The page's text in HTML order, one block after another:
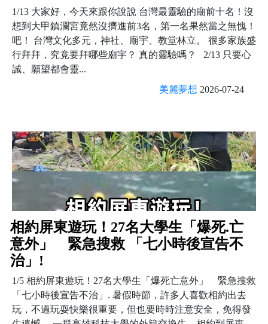
1/13 大家好，今天來跟你說說 台灣最靈驗的廟前十名！沒
想到大甲鎮瀾宮竟然沒擠進前3名，第一名果然當之無愧！
吧！ 台灣文化多元，神社、廟宇、教堂林立。 很多家族盛
行拜拜，究竟要拜哪些廟宇？ 真的靈驗嗎？ 2/13 只要心
誠、願望都會靈...
美麗夢想 2026-07-24
相約屏東遊玩！27名大學生「爆死.亡
意外」 緊急搜救 「七小時後宣告不
治」!
1/5 相約屏東遊玩！27名大學生「爆死亡意外」 緊急搜救
「七小時後宣告不治」. 暑假時節，許多人喜歡相約出去
玩，不過玩耍快樂很重要，但也要時時注意安全，免得發